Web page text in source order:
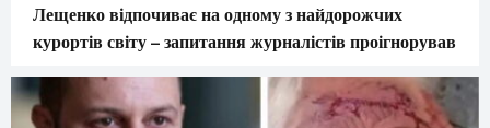
Лещенко відпочиває на одному з найдорожчих
курортів світу – запитання журналістів проігнорував